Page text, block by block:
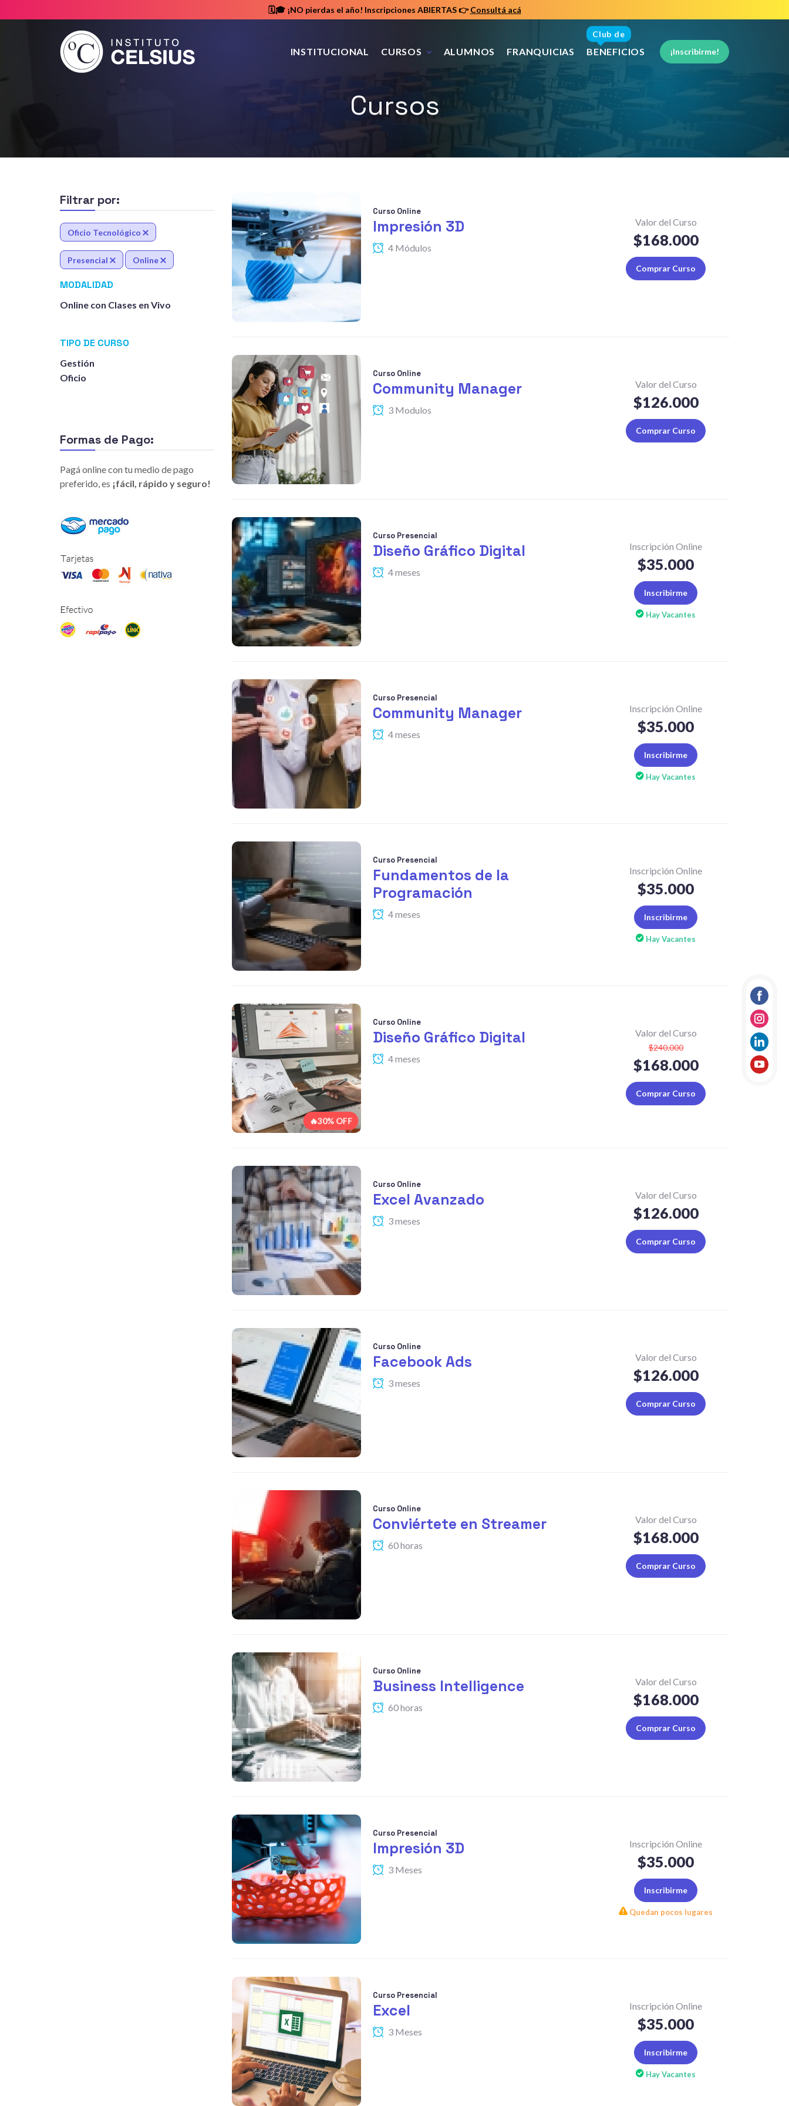
🗓️🎓 ¡NO pierdas el año! Inscripciones ABIERTAS👉 Consultá acá
Instituto
Celsius
INSTITUCIONAL CURSOS ALUMNOS FRANQUICIAS
Club de
BENEFICIOS ¡Inscribirme!
Cursos
Filtrar por:
Oficio Tecnológico
Presencial Online
MODALIDAD
Online con Clases en Vivo
TIPO DE CURSO
Gestión
Oficio
Formas de Pago:
Pagá online con tu medio de pago
preferido, es ¡fácil, rápido y seguro!
Curso Online
Impresión 3D
4 Módulos
Valor del Curso
$168.000
Comprar Curso
Curso Online
Community Manager
3 Modulos
Valor del Curso
$126.000
Comprar Curso
Curso Presencial
Diseño Gráfico Digital
4 meses
Inscripción Online
$35.000
Inscribirme
Hay Vacantes
Curso Presencial
Community Manager
4 meses
Inscripción Online
$35.000
Inscribirme
Hay Vacantes
Curso Presencial
Fundamentos de la
Programación
4 meses
Inscripción Online
$35.000
Inscribirme
Hay Vacantes
🔥30% OFF
Curso Online
Diseño Gráfico Digital
4 meses
Valor del Curso
$240.000
$168.000
Comprar Curso
Curso Online
Excel Avanzado
3 meses
Valor del Curso
$126.000
Comprar Curso
Curso Online
Facebook Ads
3 meses
Valor del Curso
$126.000
Comprar Curso
Curso Online
Conviértete en Streamer
60 horas
Valor del Curso
$168.000
Comprar Curso
Curso Online
Business Intelligence
60 horas
Valor del Curso
$168.000
Comprar Curso
Curso Presencial
Impresión 3D
3 Meses
Inscripción Online
$35.000
Inscribirme
Quedan pocos lugares
Curso Presencial
Excel
3 Meses
Inscripción Online
$35.000
Inscribirme
Hay Vacantes